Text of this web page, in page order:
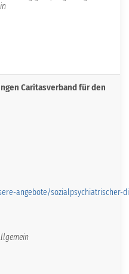
Caritasverband für den
angebote/sozialpsychiatrischer-